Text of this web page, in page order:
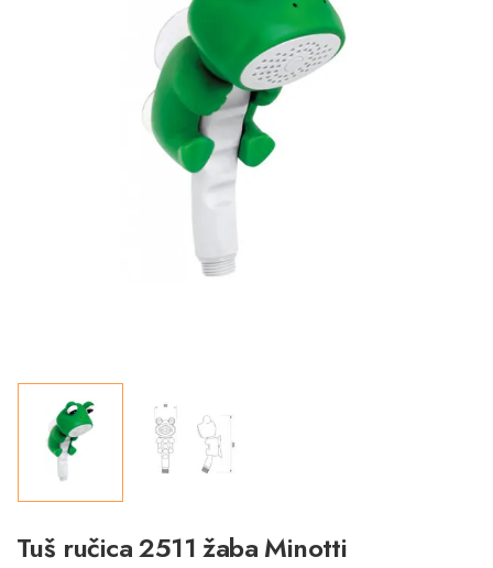
Tuš ručica 2511 žaba Minotti